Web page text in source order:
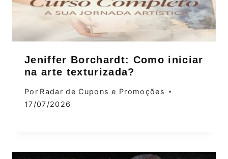
Jeniffer Borchardt: Como iniciar
na arte texturizada?
Por Radar de Cupons e Promoções
17/07/2026